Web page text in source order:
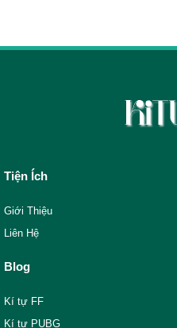
Tiện Ích
Giới Thiệu
Liên Hệ
Blog
Kí tự FF
Kí tự PUBG